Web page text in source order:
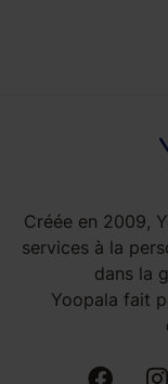
Créée en 2009,
services à la
dans la
Yoopala fait